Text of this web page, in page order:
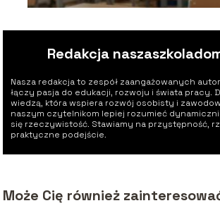
Redakcja
Nasza redakcja to zespół zaangażowanych
łączy pasja do edukacji, rozwoju i świata pracy.
wiedzą, która wspiera rozwój osobisty i
naszym czytelnikom lepiej rozumieć
się rzeczywistość. Stawiamy na przystępność,
praktyczne podejście.
Może Cię również